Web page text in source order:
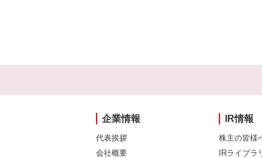
企業情報
代表挨拶
会社概要
IR情報
株主の皆様
IRライブラ